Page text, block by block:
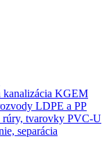
kanalizácia KGEM
LDPE a PP
rúry, tvarovky PVC-U
separácia